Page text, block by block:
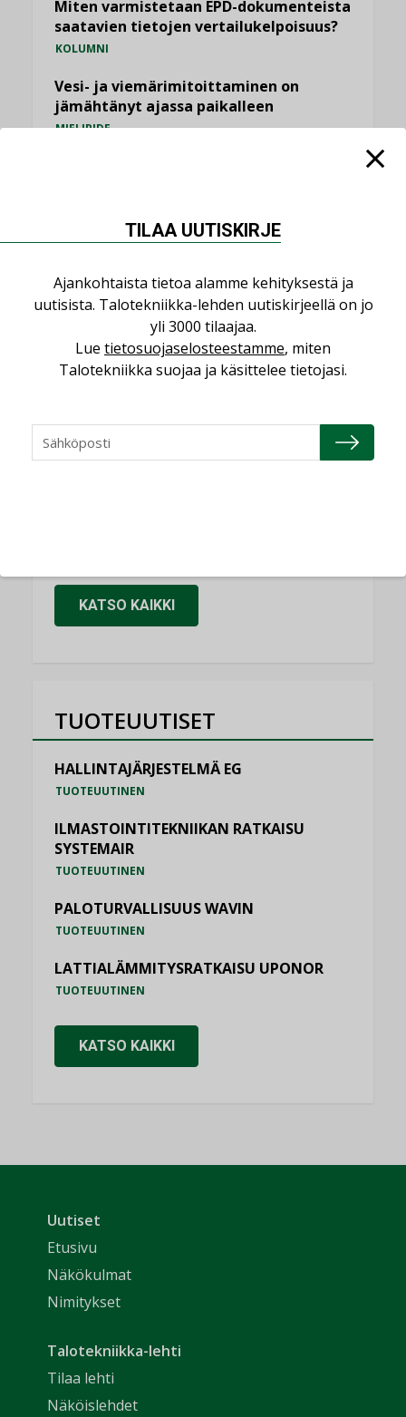
Miten varmistetaan EPD-dokumenteista
saatavien tietojen vertailukelpoisuus?
KOLUMNI
Vesi- ja viemärimitoittaminen on
jämähtänyt ajassa paikalleen
MIELIPIDE
NIMITYKSET
Consti
NIMITYKSET
NIMITYKSET
KATSO KAIKKI
TUOTEUUTISET
HALLINTAJÄRJESTELMÄ EG
TUOTEUUTINEN
ILMASTOINTITEKNIIKAN RATKAISU
SYSTEMAIR
TUOTEUUTINEN
PALOTURVALLISUUS WAVIN
TUOTEUUTINEN
LATTIALÄMMITYSRATKAISU UPONOR
TUOTEUUTINEN
KATSO KAIKKI
Uutiset
Etusivu
Näkökulmat
Nimitykset
Talotekniikka-lehti
Tilaa lehti
Näköislehdet
TILAA UUTISKIRJE
Ajankohtaista tietoa alamme kehityksestä ja
uutisista. Talotekniikka-lehden uutiskirjeellä on jo
yli 3000 tilaajaa.
Lue tietosuojaselosteestamme, miten
Talotekniikka suojaa ja käsittelee tietojasi.